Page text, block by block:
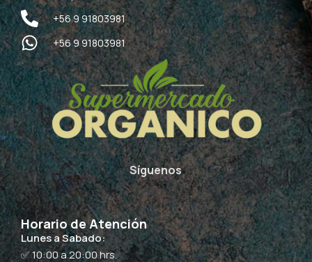
+56 9 91803981
+56 9 91803981
Síguenos
Horario de Atención
Lunes a Sabado:
✅ 10:00 a 20:00 hrs.